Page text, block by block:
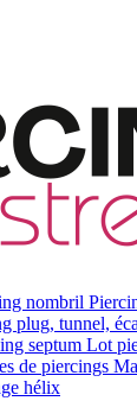
nombril
plug, tunnel,
septum Lot
de piercings
hélix